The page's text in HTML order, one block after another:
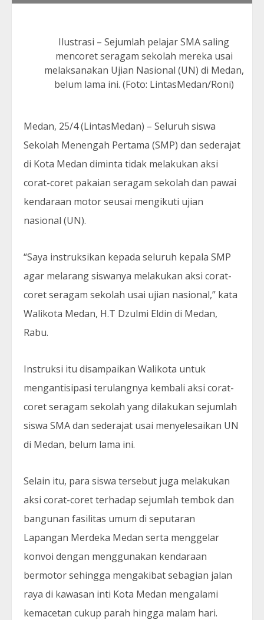
Ilustrasi – Sejumlah pelajar SMA saling
mencoret seragam sekolah mereka usai
melaksanakan Ujian Nasional (UN) di Medan,
belum lama ini. (Foto: LintasMedan/Roni)
Medan, 25/4 (LintasMedan) – Seluruh siswa
Sekolah Menengah Pertama (SMP) dan sederajat
di Kota Medan diminta tidak melakukan aksi
corat-coret pakaian seragam sekolah dan pawai
kendaraan motor seusai mengikuti ujian
nasional (UN).
“Saya instruksikan kepada seluruh kepala SMP
agar melarang siswanya melakukan aksi corat-
coret seragam sekolah usai ujian nasional,” kata
Walikota Medan, H.T Dzulmi Eldin di Medan,
Rabu.
Instruksi itu disampaikan Walikota untuk
mengantisipasi terulangnya kembali aksi corat-
coret seragam sekolah yang dilakukan sejumlah
siswa SMA dan sederajat usai menyelesaikan UN
di Medan, belum lama ini.
Selain itu, para siswa tersebut juga melakukan
aksi corat-coret terhadap sejumlah tembok dan
bangunan fasilitas umum di seputaran
Lapangan Merdeka Medan serta menggelar
konvoi dengan menggunakan kendaraan
bermotor sehingga mengakibat sebagian jalan
raya di kawasan inti Kota Medan mengalami
kemacetan cukup parah hingga malam hari.